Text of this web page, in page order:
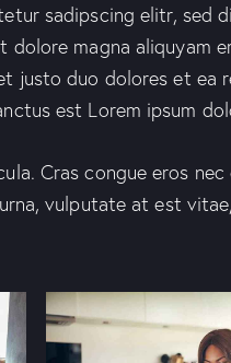
sadipscing elitr, sed
magna aliquyam
justo duo dolores et ea
est Lorem ipsum
Cras congue eros
vulputate at est